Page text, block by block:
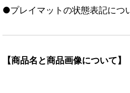
●プレイマットの状態表記につ
【商品名と商品画像について】